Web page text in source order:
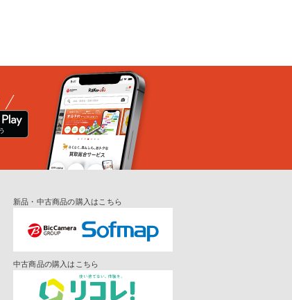
新品・中古商品の購入はこちら
中古商品の購入はこちら